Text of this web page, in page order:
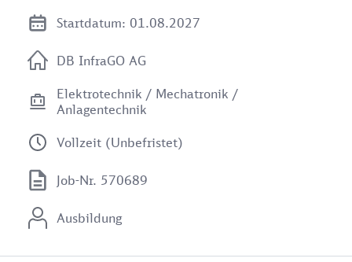
Startdatum: 01.08.2027
DB InfraGO AG
Elektrotechnik / Mechatronik /
Anlagentechnik
Vollzeit (Unbefristet)
Job-Nr. 570689
Ausbildung